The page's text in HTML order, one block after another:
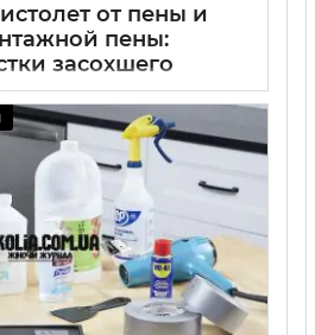
от пены и
пены:
засохшего